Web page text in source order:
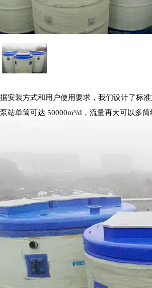
安装方式和用户使用要求，我们设计了标
站单筒可达 50000m³/d，流量再大可以多